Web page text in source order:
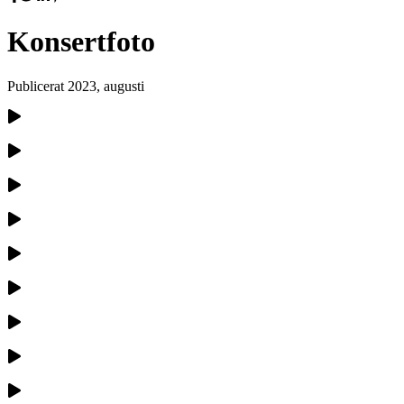
Konsertfoto
Publicerat 2023, augusti